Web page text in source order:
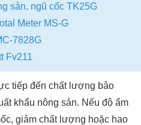
sản, ngũ cốc TK25G
Meter MS-G
7828G
Fv211
tiếp đến chất lượng bảo
khẩu nông sản. Nếu độ ẩm
giảm chất lượng hoặc hao